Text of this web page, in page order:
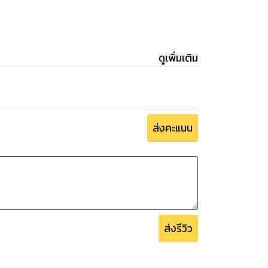
ดูเพิ่มเติม
ส่งคะแนน
ส่งรีวิว